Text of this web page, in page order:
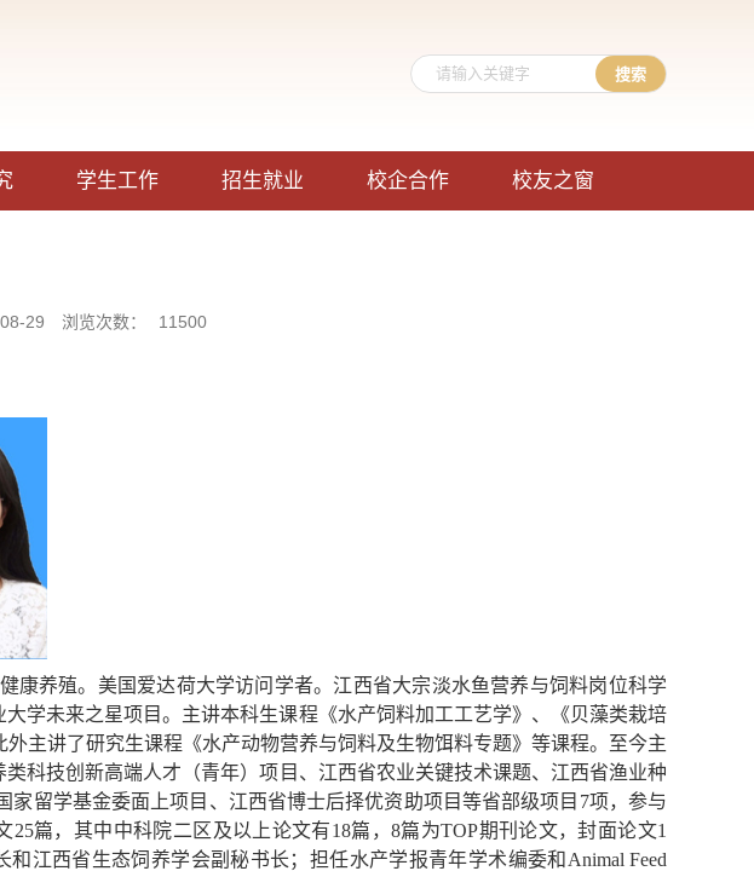
学生工作 招生就业 校企合作 校友之窗
29 浏览次数： 11500
养殖。美国爱达荷大学访问学者。江西省大宗淡水鱼营养与饲料岗位科学
学未来之星项目。主讲本科生课程《水产饲料加工工艺学》、《贝藻类栽培
主讲了研究生课程《水产动物营养与饲料及生物饵料专题》等课程。至今主
科技创新高端人才（青年）项目、江西省农业关键技术课题、江西省渔业种
留学基金委面上项目、江西省博士后择优资助项目等省部级项目7项，参与
篇，其中中科院二区及以上论文有18篇，8篇为TOP期刊论文，封面论文1
江西省生态饲养学会副秘书长；担任水产学报青年学术编委和Animal Feed